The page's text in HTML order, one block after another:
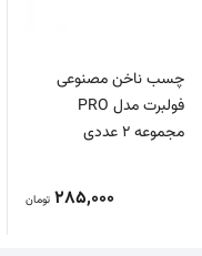
چسب ناخن مصنوعی
فولبرت مدل PRO
مجموعه 2 عددی
285,000 تومان